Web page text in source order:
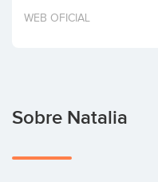
Invertir
WEB OFICIAL
Sobre Natalia